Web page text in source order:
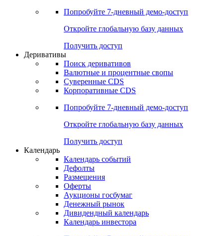
Попробуйте 7-дневный демо-доступ
Откройте глобальную базу данных
Получить доступ
Деривативы
Поиск деривативов
Валютные и процентные свопы
Суверенные CDS
Корпоративные CDS
Попробуйте 7-дневный демо-доступ
Откройте глобальную базу данных
Получить доступ
Календарь
Календарь событий
Дефолты
Размещения
Оферты
Аукционы госбумаг
Денежный рынок
Дивидендный календарь
Календарь инвестора